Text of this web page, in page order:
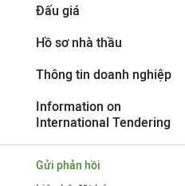
Đấu giá
Hồ sơ nhà thầu
Thông tin doanh nghiệp
Information on
International Tendering
Gửi phản hồi